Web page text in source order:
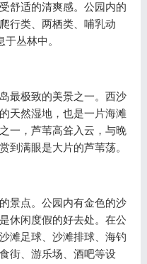
舒适的清爽感。公园内的
行类、两栖类、哺乳动
丛林中。
最极致的美景之一。西沙
天然湿地，也是一片海滩
一，芦苇高耸入云，与晚
到满眼是大片的芦苇荡。
景点。公园内有金色的沙
休闲度假的好去处。在公
滩足球、沙滩排球、海钓
街、游乐场、酒吧等设